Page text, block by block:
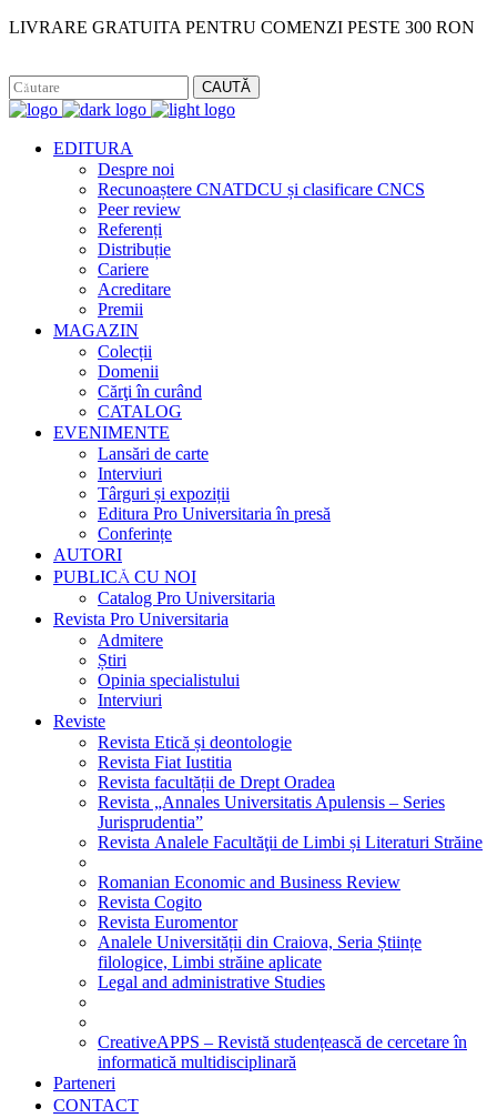
LIVRARE GRATUITA PENTRU COMENZI PESTE 300 RON
CAUTĂ
EDITURA
Despre noi
Recunoaștere CNATDCU și clasificare CNCS
Peer review
Referenți
Distribuție
Cariere
Acreditare
Premii
MAGAZIN
Colecții
Domenii
Cărţi în curând
CATALOG
EVENIMENTE
Lansări de carte
Interviuri
Târguri și expoziții
Editura Pro Universitaria în presă
Conferințe
AUTORI
PUBLICĂ CU NOI
Catalog Pro Universitaria
Revista Pro Universitaria
Admitere
Știri
Opinia specialistului
Interviuri
Reviste
Revista Etică și deontologie
Revista Fiat Iustitia
Revista facultății de Drept Oradea
Revista „Annales Universitatis Apulensis – Series
Jurisprudentia”
Revista Analele Facultăţii de Limbi și Literaturi Străine
Romanian Economic and Business Review
Revista Cogito
Revista Euromentor
Analele Universității din Craiova, Seria Științe
filologice, Limbi străine aplicate
Legal and administrative Studies
CreativeAPPS – Revistă studențească de cercetare în
informatică multidisciplinară
Parteneri
CONTACT